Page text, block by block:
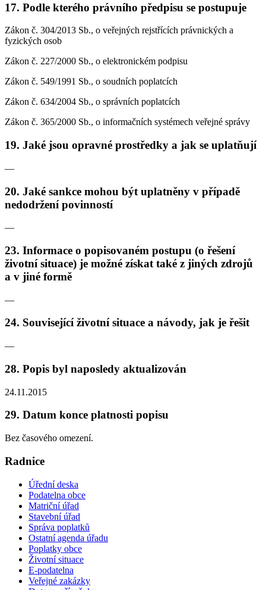
17. Podle kterého právního předpisu se postupuje
Zákon č. 304/2013 Sb., o veřejných rejstřících právnických a
fyzických osob
Zákon č. 227/2000 Sb., o elektronickém podpisu
Zákon č. 549/1991 Sb., o soudních poplatcích
Zákon č. 634/2004 Sb., o správních poplatcích
Zákon č. 365/2000 Sb., o informačních systémech veřejné správy
19. Jaké jsou opravné prostředky a jak se uplatňují
—
20. Jaké sankce mohou být uplatněny v případě
nedodržení povinností
—
23. Informace o popisovaném postupu (o řešení
životní situace) je možné získat také z jiných zdrojů
a v jiné formě
—
24. Související životní situace a návody, jak je řešit
—
28. Popis byl naposledy aktualizován
24.11.2015
29. Datum konce platnosti popisu
Bez časového omezení.
Radnice
Úřední deska
Podatelna obce
Matriční úřad
Stavební úřad
Správa poplatků
Ostatní agenda úřadu
Poplatky obce
Životní situace
E-podatelna
Veřejné zakázky